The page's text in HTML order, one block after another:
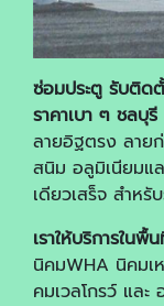
ซ่อมประตู รับติด
ราคาเบา ๆ ชลบุรี
ลายอิฐตรง ลาย
สนิม อลูมิเนียมแ
เดียวเสร็จ สำหรั
เราให้บริการในพื้
นิคมWHA นิคม
คมเวลโกรว์ และ